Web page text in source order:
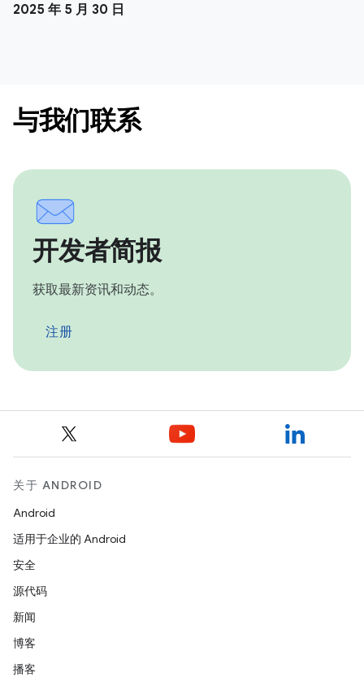
2025 年 5 月 30 日
与我们联系
开发者简报
获取最新资讯和动态。
注册
关于 ANDROID
Android
适用于企业的 Android
安全
源代码
新闻
博客
播客